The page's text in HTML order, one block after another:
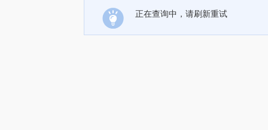
正在查询中，请刷新重试